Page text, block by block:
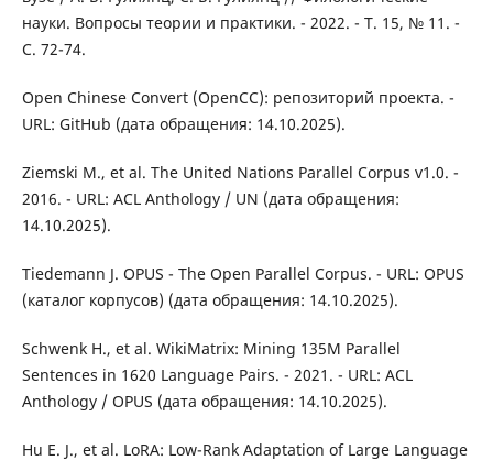
науки. Вопросы теории и практики. - 2022. - Т. 15, № 11. -
С. 72-74.
Open Chinese Convert (OpenCC): репозиторий проекта. -
URL: GitHub (дата обращения: 14.10.2025).
Ziemski M., et al. The United Nations Parallel Corpus v1.0. -
2016. - URL: ACL Anthology / UN (дата обращения:
14.10.2025).
Tiedemann J. OPUS - The Open Parallel Corpus. - URL: OPUS
(каталог корпусов) (дата обращения: 14.10.2025).
Schwenk H., et al. WikiMatrix: Mining 135M Parallel
Sentences in 1620 Language Pairs. - 2021. - URL: ACL
Anthology / OPUS (дата обращения: 14.10.2025).
Hu E. J., et al. LoRA: Low-Rank Adaptation of Large Language